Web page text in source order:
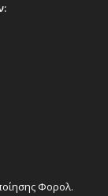
Φορολ.